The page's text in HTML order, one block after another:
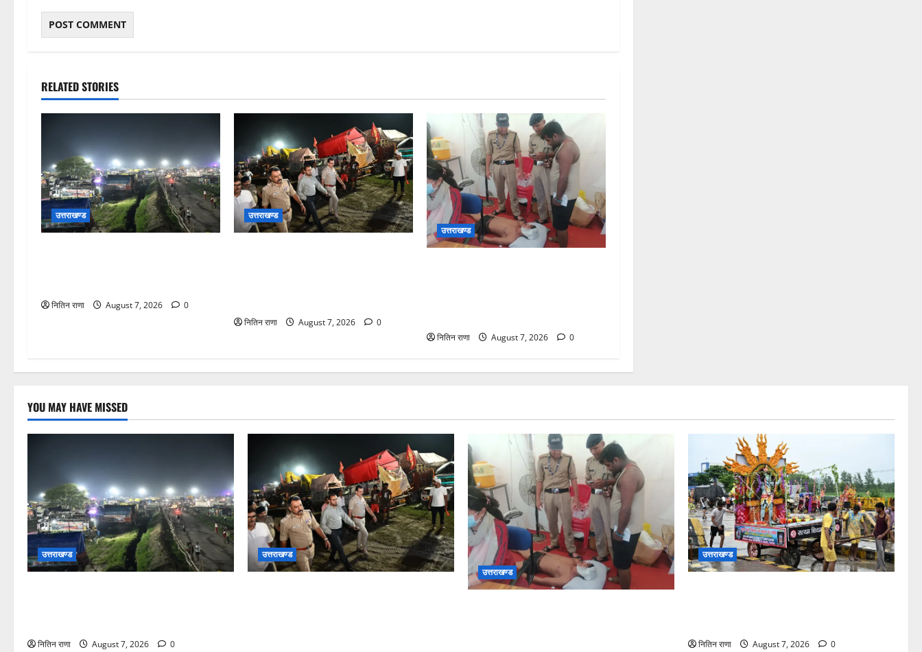
RELATED STORIES
उत्तराखण्ड
नितिन राणा August 7, 2026 0
उत्तराखण्ड
नितिन राणा August 7, 2026 0
उत्तराखण्ड
नितिन राणा August 7, 2026 0
YOU MAY HAVE MISSED
उत्तराखण्ड
नितिन राणा August 7, 2026 0
उत्तराखण्ड
उत्तराखण्ड
उत्तराखण्ड
नितिन राणा August 7, 2026 0